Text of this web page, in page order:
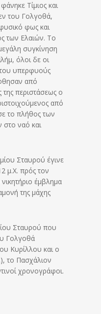
Τίμιος και
του Γολγοθά,
φως και
των Ελαιών. Το
συγκίνηση
όλοι δε οι
υπερφυούς
από
περιστάσεως ο
από
το πλήθος των
στο ναό και
Σταυρού έγινε
μ.Χ. πρός τον
έμβλημα
της μάχης
Σταυρού που
Γολγοθά
Κυρίλλου και ο
το Πασχάλιον
χρονογράφοι.